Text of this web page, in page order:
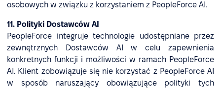
osobowych w związku z korzystaniem z PeopleForce AI.
11. Polityki Dostawców AI
PeopleForce integruje technologie udostępniane przez
zewnętrznych Dostawców AI w celu zapewnienia
konkretnych funkcji i możliwości w ramach PeopleForce
AI. Klient zobowiązuje się nie korzystać z PeopleForce AI
w sposób naruszający obowiązujące polityki tych